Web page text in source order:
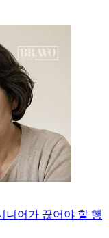
니어가 끊어야 할 행